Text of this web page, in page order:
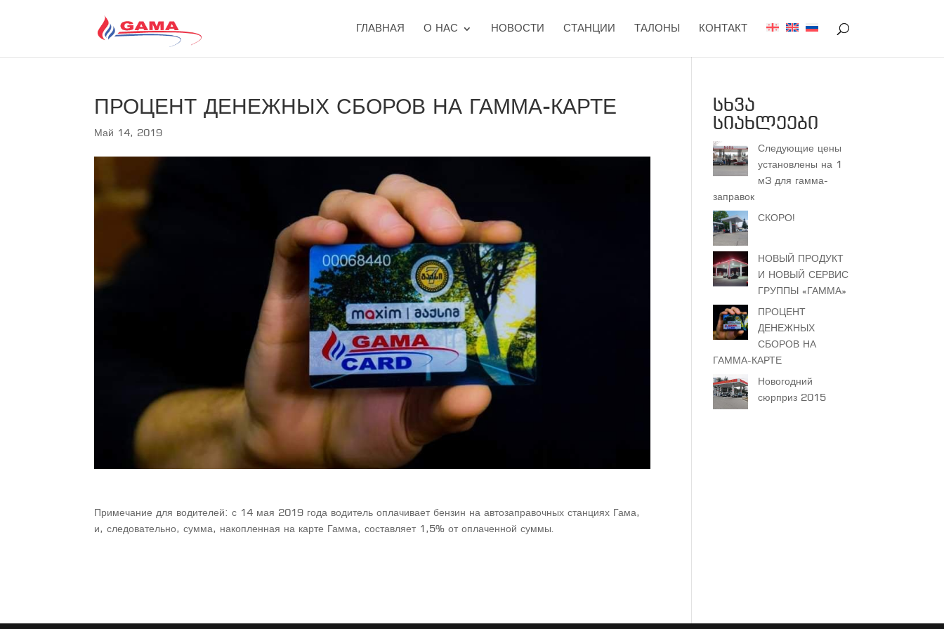
ГЛАВНАЯ О НАС НОВОСТИ СТАНЦИИ ТАЛОНЫ КОНТАКТ
ПРОЦЕНТ ДЕНЕЖНЫХ СБОРОВ НА ГАММА-КАРТЕ
Май 14, 2019
Примечание для водителей: с 14 мая 2019 года водитель оплачивает бензин на автозаправочных станциях Гама,
и, следовательно, сумма, накопленная на карте Гамма, составляет 1,5% от оплаченной суммы.
სხვა
სიახლეები
Следующие цены
установлены на 1
м3 для гамма-
заправок
СКОРО!
НОВЫЙ ПРОДУКТ
И НОВЫЙ СЕРВИС
ГРУППЫ «ГАММА»
ПРОЦЕНТ
ДЕНЕЖНЫХ
СБОРОВ НА
ГАММА-КАРТЕ
Новогодний
сюрприз 2015